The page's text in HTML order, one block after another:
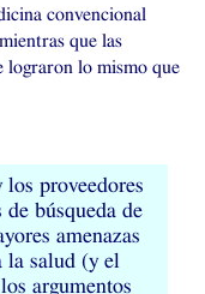
convencional
que las
lograron lo mismo que
proveedores
búsqueda de
amenazas
la salud (y el
argumentos